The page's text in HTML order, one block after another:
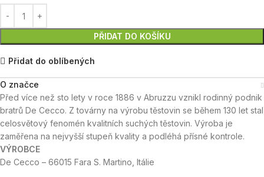
PŘIDAT DO KOŠÍKU
Přidat do oblíbených
O značce
Před více než sto lety v roce 1886 v Abruzzu vznikl rodinný podnik
bratrů De Cecco. Z továrny na výrobu těstovin se během 130 let stal
celosvětový fenomén kvalitních suchých těstovin. Výroba je
zaměřena na nejvyšší stupeň kvality a podléhá přísné kontrole.
VÝROBCE
De Cecco – 66015 Fara S. Martino, Itálie